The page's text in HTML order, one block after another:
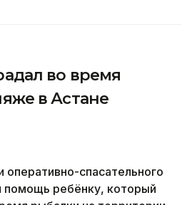
во время
в Астане
оперативно-спасательного
помощь ребёнку, который